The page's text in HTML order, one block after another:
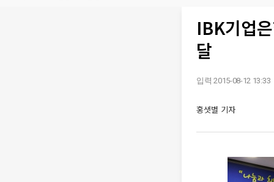
IBK기업
달
입력 2015-08-12 13:33
홍샛별 기자